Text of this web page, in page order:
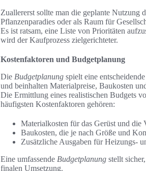
Zuallererst sollte man die geplante Nutzung
Pflanzenparadies oder als Raum für
Es ist ratsam, eine Liste von Prioritäten
wird der Kaufprozess zielgerichteter.
Kostenfaktoren und Budgetplanung
Die Budgetplanung spielt eine
und beinhalten Materialpreise, Baukosten
Die Ermittlung eines realistischen Budgets
häufigsten Kostenfaktoren gehören:
Materialkosten für das Gerüst und die
Baukosten, die je nach Größe und
Zusätzliche Ausgaben für Heizungs-
Eine umfassende Budgetplanung stellt
finalen Umsetzung.